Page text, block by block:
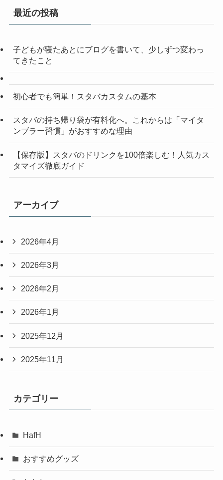
最近の投稿
子どもが寝たあとにブログを書いて、少しずつ変わっ
てきたこと
初心者でも簡単！スタバカスタムの基本
スタバの持ち帰り袋が有料化へ。これからは「マイタ
ンブラー習慣」がおすすめな理由
【保存版】スタバのドリンクを100倍楽しむ！人気カス
タマイズ徹底ガイド
アーカイブ
2026年4月
2026年3月
2026年2月
2026年1月
2025年12月
2025年11月
カテゴリー
HafH
おすすめグッズ